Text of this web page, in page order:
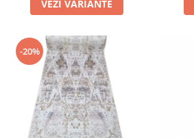
VEZI VARIANTE
-20%